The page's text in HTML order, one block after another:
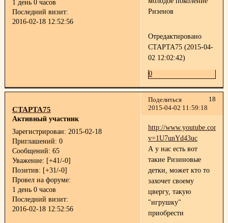
1 день 0 часов
Последний визит:
2016-02-18 12:52:56
Ризенов
Отредактировано
СТАРТА75 (2015-04-
02 12:02:42)
0
Поделиться
18
2015-04-02 11:59:18
СТАРТА75
Активный участник
Зарегистрирован: 2015-02-18
Приглашений: 0
Сообщений: 65
Уважение: [+41/-0]
Позитив: [+31/-0]
Провел на форуме:
1 день 0 часов
Последний визит:
2016-02-18 12:52:56
http://www.youtube.com/
v=1U7unYd43uc
А у нас есть вот
такие Ризиновые
детки, может кто то
захочет своему
цвергу, такую
"игрушку"
приобрести